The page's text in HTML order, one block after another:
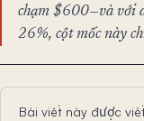
chạm $600—và với
26%, cột mốc này
Bài viết này được